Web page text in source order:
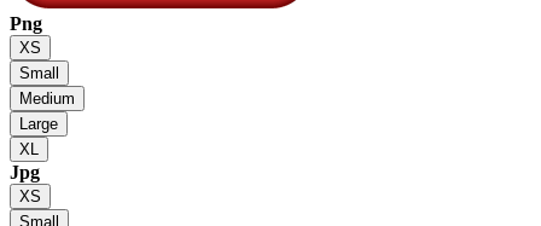
Png
XS
Small
Medium
Large
XL
Jpg
XS
Small